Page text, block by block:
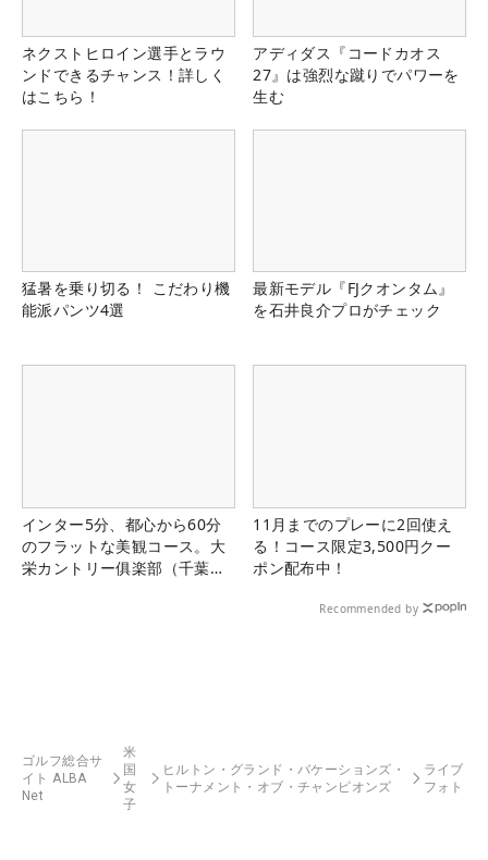
ネクストヒロイン選手とラウ
ンドできるチャンス！詳しく
はこちら！
アディダス『コードカオス
27』は強烈な蹴りでパワーを
生む
猛暑を乗り切る！ こだわり機
能派パンツ4選
最新モデル『FJクオンタム』
を石井良介プロがチェック
インター5分、都心から60分
のフラットな美観コース。大
栄カントリー俱楽部（千葉
11月までのプレーに2回使え
る！コース限定3,500円クー
ポン配布中！
Recommended by
ゴルフ総合サ
イト ALBA
Net
米
国
女
子
ヒルトン・グランド・バケーションズ・
トーナメント・オブ・チャンピオンズ
ライブ
フォト